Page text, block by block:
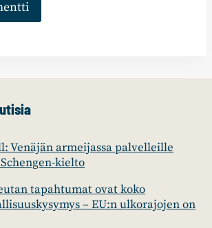
Venäjän armeijassa palvelleille
kielto
tapahtumat ovat koko
– EU:n ulkorajojen on